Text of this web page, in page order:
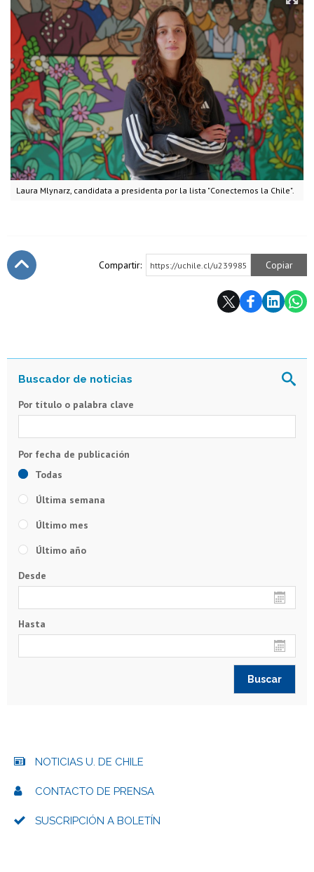
Laura Mlynarz, candidata a presidenta por la lista "Conectemos la Chile".
Compartir: https://uchile.cl/u239985 Copiar
Por título o palabra clave
Todas
Última semana
Último mes
Último año
Desde
Hasta
NOTICIAS U. DE CHILE
CONTACTO DE PRENSA
SUSCRIPCIÓN A BOLETÍN